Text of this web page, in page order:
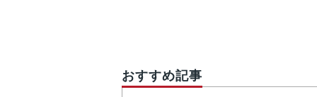
おすすめ記事